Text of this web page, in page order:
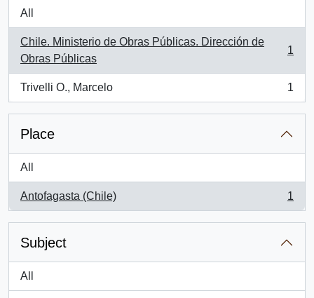
All
Chile. Ministerio de Obras Públicas. Dirección de
Obras Públicas
, 1 results
1
Trivelli O., Marcelo
, 1 results
1
Place
All
Antofagasta (Chile)
, 1 results
1
Subject
All